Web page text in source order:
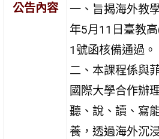
公告內容
一、旨揭海外教
年5月11日臺教
1號函核備通過。
二、本課程係與
國際大學合作辦
聽、說、讀、寫
養，透過海外沉